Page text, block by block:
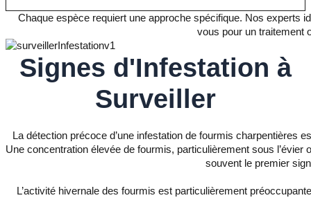
Chaque espèce requiert une approche spécifique. Nos experts
vous pour un traitement
Signes d'Infestation à
Surveiller
La détection précoce d’une infestation de fourmis charpentières
Une concentration élevée de fourmis, particulièrement sous
souvent le premier
L’activité hivernale des fourmis est particulièrement